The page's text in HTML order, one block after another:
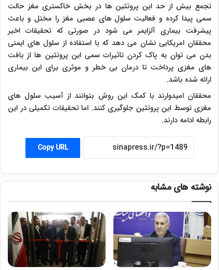
تجمع بیش از حد این پروتئین ها در بخش خاکستری مغز حالت
سمی پیدا کرده و فعالیت سلول های عصبی مغز را مختل و باعث
پیشرفت بیماری آلزایمر می شود در صورتی که تحقیقات اخیر
محققان امریکایی نشان می دهد که با استفاده از سلول های ایمنی
بدن می توان به پاک کردن تاثیرات سمی این پروتئین ها از بافت
های مغزی پرداخت تا درمان بی خطر و موثری برای این بیماری
ارائه شده باشد.
محققان امیدوارند با کمک این روش بتوانند از آسیب سلول های
مغزی توسط این پروتئین جلوگیری کنند. اما تحقیقات تکمیلی در این
رابطه ادامه دارند.
Copy URL
نوشته های مشابه